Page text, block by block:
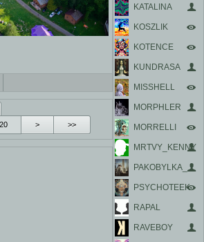
KATALINA
KOSZLIK
KOTENCE
KUNDRASA
MISSHELL
MORPHLER
MORRELLI
MRTVY_KENNY
PAKOBYLKA_
PSYCHOTEEK
RAPAL
RAVEBOY
> >>